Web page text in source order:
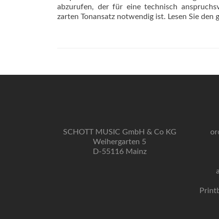
abzurufen, der für eine technisch
zarten Tonansatz notwendig ist. Lesen Sie den
SCHOTT MUSIC GmbH & Co KG
Weihergarten 5
D-55116 Mainz